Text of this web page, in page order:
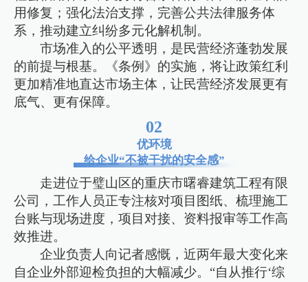
用修复；强化法治支撑，完善公共法律服务体
系，推动建立纠纷多元化解机制。
市场准入的公平透明，是民营经济蓬勃发展
的前提与根基。《条例》的实施，将让政策红利
更加精准地直达市场主体，让民营经济发展更有
底气、更有保障。
02
优环境
给企业“不被干扰的安全感”
走进位于璧山区的重庆市曙睿建筑工程有限
公司，工作人员正专注核对项目图纸、梳理施工
台账与现场进度，项目对接、资料报审等工作高
效推进。
企业负责人向记者感慨，近两年最大变化来
自企业外部迎检负担的大幅减少。“自从推行‘综